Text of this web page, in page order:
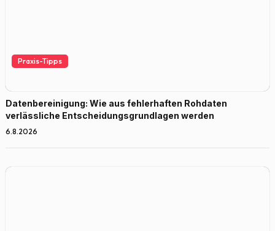
Praxis-Tipps
Datenbereinigung: Wie aus fehlerhaften Rohdaten
verlässliche Entscheidungsgrundlagen werden
6.8.2026